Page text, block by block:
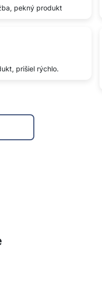
pekný produkt
prišiel rýchlo.